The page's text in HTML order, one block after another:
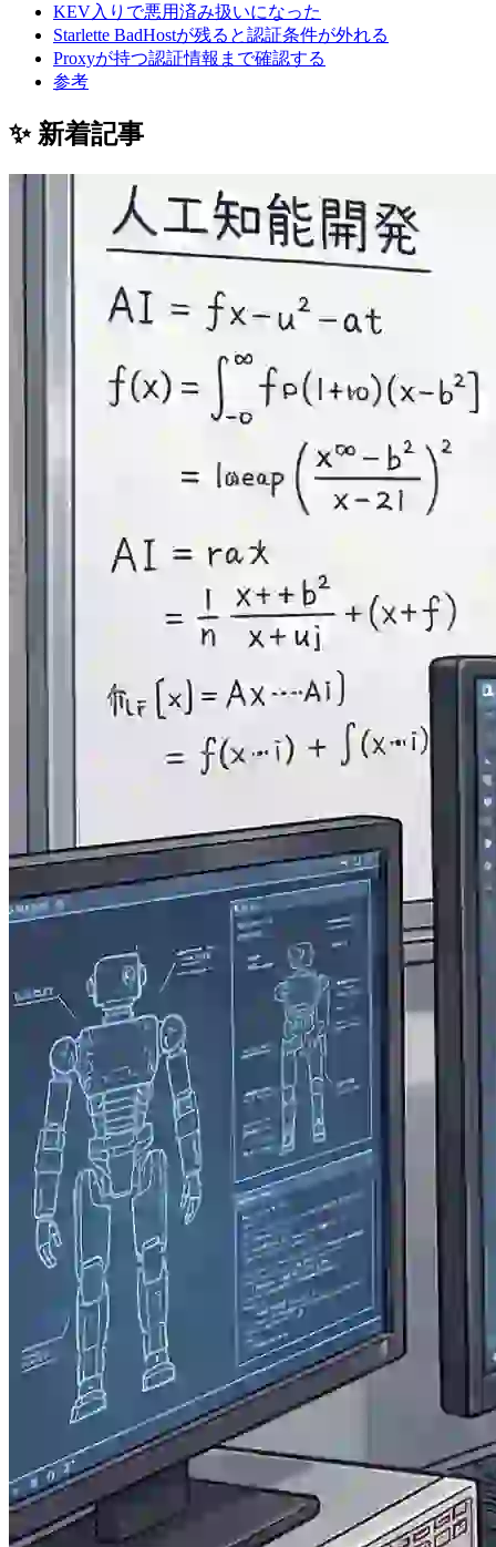
KEV入りで悪用済み扱いになった
Starlette BadHostが残ると認証条件が外れる
Proxyが持つ認証情報まで確認する
参考
✨ 新着記事